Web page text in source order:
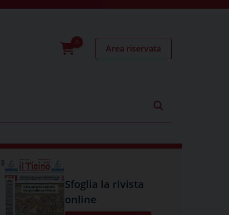
0
Area riservata
Sfoglia la rivista
online